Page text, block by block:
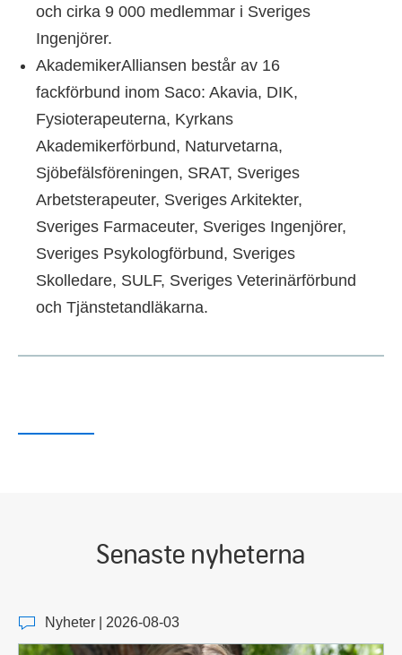
och cirka 9 000 medlemmar i Sveriges
Ingenjörer.
AkademikerAlliansen består av 16
fackförbund inom Saco: Akavia, DIK,
Fysioterapeuterna, Kyrkans
Akademikerförbund, Naturvetarna,
Sjöbefälsföreningen, SRAT, Sveriges
Arbetsterapeuter, Sveriges Arkitekter,
Sveriges Farmaceuter, Sveriges Ingenjörer,
Sveriges Psykologförbund, Sveriges
Skolledare, SULF, Sveriges Veterinärförbund
och Tjänstetandläkarna.
Senaste nyheterna
Nyheter | 2026-08-03